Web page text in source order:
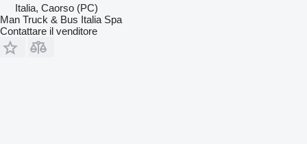
Italia, Caorso (PC)
Man Truck & Bus Italia Spa
Contattare il venditore